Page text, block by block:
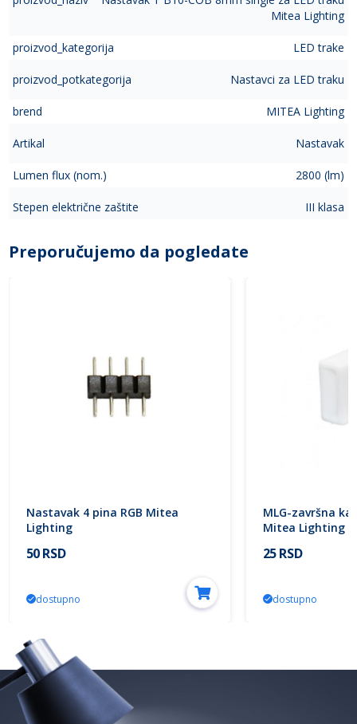
Mitea Lighting
proizvod_kategorija LED trake
proizvod_potkategorija Nastavci za LED traku
brend MITEA Lighting
Artikal Nastavak
Lumen flux (nom.) 2800 (lm)
Stepen električne zaštite III klasa
Preporučujemo da pogledate
Nastavak 4 pina RGB Mitea
Lighting
50 RSD
dostupno
MLG-završna
Mitea Lighting
25 RSD
dostupno